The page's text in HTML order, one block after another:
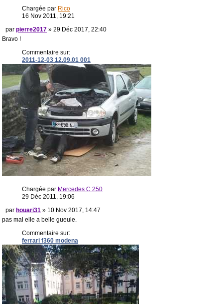
Chargée par Rico
16 Nov 2011, 19:21
par pierre2017 » 29 Déc 2017, 22:40
Bravo !
Commentaire sur:
2011-12-03 12.09.01 001
Chargée par Mercedes C 250
29 Déc 2011, 19:06
par houari31 » 10 Nov 2017, 14:47
pas mal elle a belle gueule.
Commentaire sur:
ferrari f360 modena